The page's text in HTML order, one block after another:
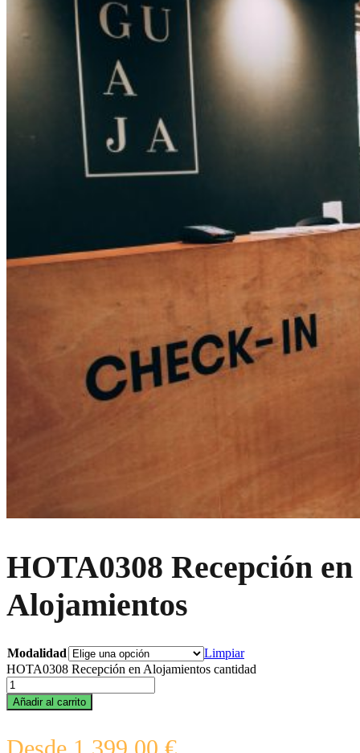
HOTA0308 Recepción en
Alojamientos
Modalidad
Limpiar
HOTA0308 Recepción en Alojamientos cantidad
Añadir al carrito